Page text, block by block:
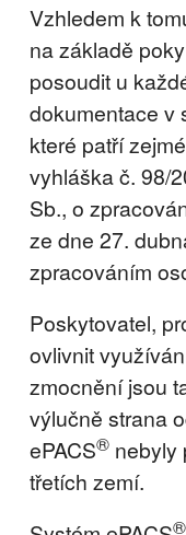
Vzhledem k
na základě
posoudit u
dokumentace v
které patří
vyhláška č. 98/
Sb., o
ze dne 27.
zpracováním
Poskytovatel,
ovlivnit
zmocnění jsou
výlučně strana
ePACS® nebyly
třetích zemí.
®